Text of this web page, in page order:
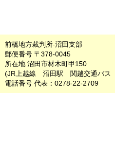
前橋地方裁判所-沼田支部
郵便番号 〒378-0045
所在地 沼田市材木町甲150
(JR上越線 沼田駅 関越交通バス
電話番号 代表：0278-22-2709